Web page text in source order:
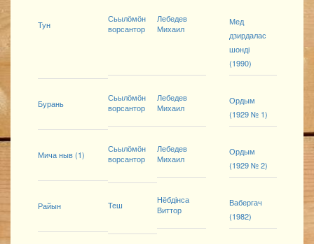
Тун
Сьылӧмӧн
ворсантор
Лебедев
Михаил
Мед
дзирдалас
шонді
(1990)
Бурань
Сьылӧмӧн
ворсантор
Лебедев
Михаил
Ордым
(1929 № 1)
Мича ныв (1)
Сьылӧмӧн
ворсантор
Лебедев
Михаил
Ордым
(1929 № 2)
Райын Теш
Нёбдінса
Виттор
Вабергач
(1982)